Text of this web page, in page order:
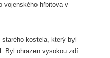
vojenského hřbitova v
kostela, který byl
Byl ohrazen vysokou zdí